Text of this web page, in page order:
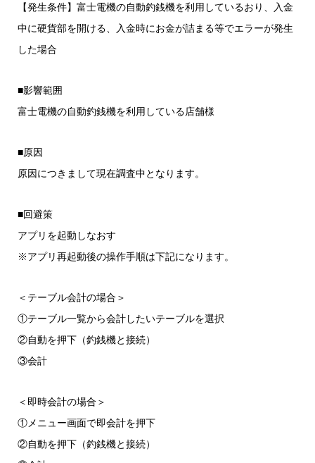
【発生条件】富士電機の自動釣銭機を利用しているおり、入金
中に硬貨部を開ける、入金時にお金が詰まる等でエラーが発生
した場合
■影響範囲
富士電機の自動釣銭機を利用している店舗様
■原因
原因につきまして現在調査中となります。
■回避策
アプリを起動しなおす
※アプリ再起動後の操作手順は下記になります。
＜テーブル会計の場合＞
①テーブル一覧から会計したいテーブルを選択
②自動を押下（釣銭機と接続）
③会計
＜即時会計の場合＞
①メニュー画面で即会計を押下
②自動を押下（釣銭機と接続）